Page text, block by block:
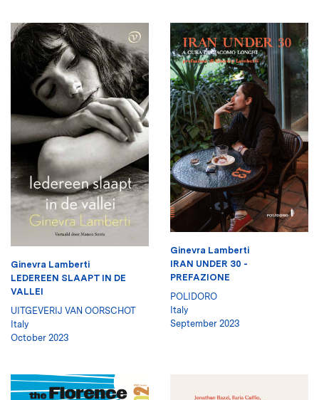
Ginevra Lamberti
LEDEREEN SLAAPT IN DE
VALLEI
UITGEVERIJ VAN OORSCHOT
Italy
October 2023
Ginevra Lamberti
IRAN UNDER 30 -
PREFAZIONE
POLIDORO
Italy
September 2023